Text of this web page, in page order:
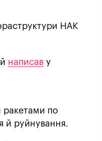
НАК
написав у
ракетами по
й руйнування.